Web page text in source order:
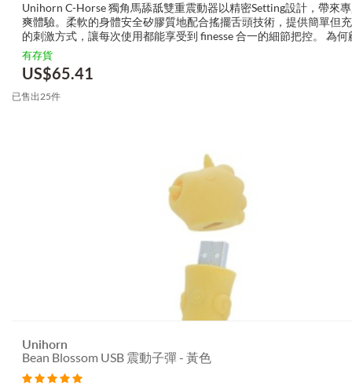
Unihorn C-Horse 獨角馬舔舐雙重震動器以精密Setting設計，帶來
爽體驗。柔軟的身體安全矽膠質地配合搖擺舌頭技術，提供簡單但
的刺激方式，讓每次使用都能享受到 finesse 合一的細節把控。 為何
上 Unihorn - C-Horse 獨角馬舔舐雙...
有存貨
US$65.41
已售出25件
Unihorn
Bean Blossom USB 震動子彈 - 黃色